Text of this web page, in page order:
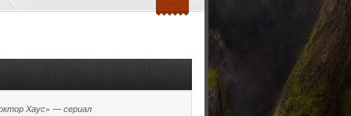
Хаус» — сериал